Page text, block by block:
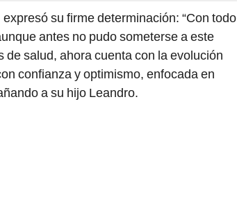
su firme determinación: “Con todo
antes no pudo someterse a este
salud, ahora cuenta con la evolución
confianza y optimismo, enfocada en
a su hijo Leandro.